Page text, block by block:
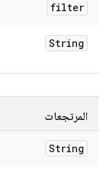
filter
String
المرتجعات
String